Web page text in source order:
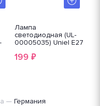
Лампа
светодиодная (UL-
00005035) Uniel E27
LED-A60
199 ₽
— Германия